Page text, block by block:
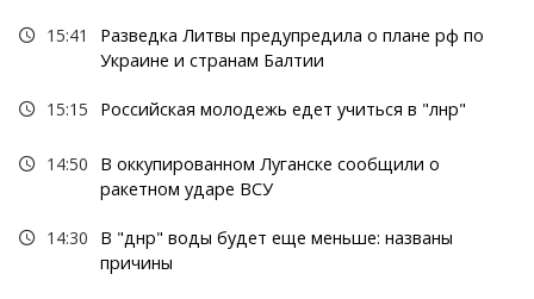
15:41
Разведка Литвы предупредила о плане рф по
Украине и странам Балтии
15:15 Российская молодежь едет учиться в "лнр"
14:50
В оккупированном Луганске сообщили о
ракетном ударе ВСУ
14:30
В "днр" воды будет еще меньше: названы
причины